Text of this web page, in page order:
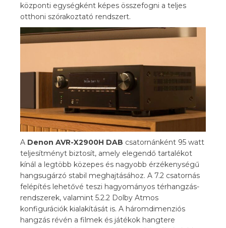
központi egységként képes összefogni a teljes
otthoni szórakoztató rendszert.
A Denon AVR-X2900H DAB csatornánként 95 watt
teljesítményt biztosít, amely elegendő tartalékot
kínál a legtöbb közepes és nagyobb érzékenységű
hangsugárzó stabil meghajtásához. A 7.2 csatornás
felépítés lehetővé teszi hagyományos térhangzás-
rendszerek, valamint 5.2.2 Dolby Atmos
konfigurációk kialakítását is. A háromdimenziós
hangzás révén a filmek és játékok hangtere